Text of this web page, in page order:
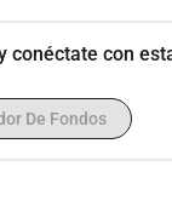
conéctate con
De Fondos